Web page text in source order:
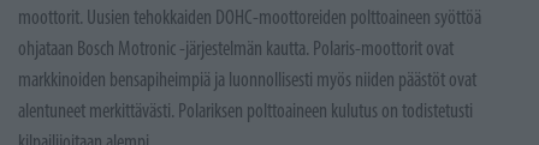
moottorit. Uusien tehokkaiden DOHC-moottoreiden polttoaineen syöttöä
ohjataan Bosch Motronic -järjestelmän kautta. Polaris-moottorit ovat
markkinoiden bensapiheimpiä ja luonnollisesti myös niiden päästöt ovat
alentuneet merkittävästi. Polariksen polttoaineen kulutus on todistetusti